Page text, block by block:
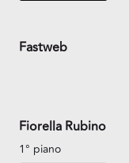
Fastweb
Fiorella Rubino
1° piano